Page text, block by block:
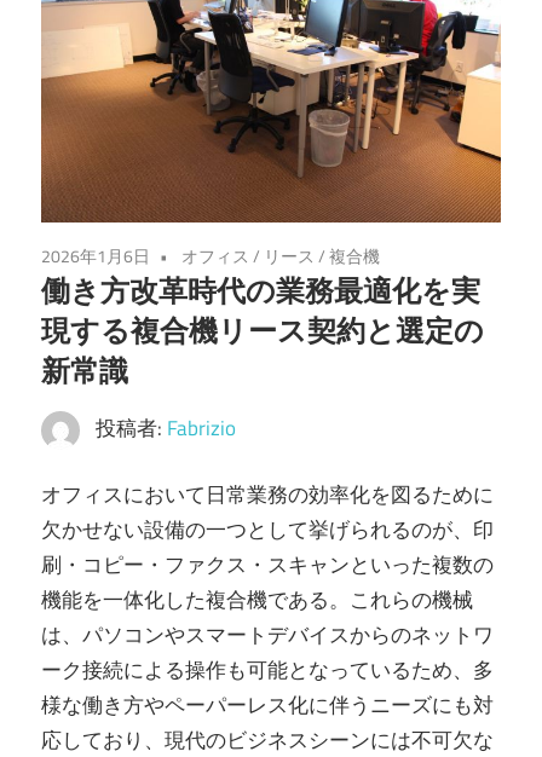
見
け
た
め
の
完
全
ガ
イ
2026年1月6日 オフィス / リース /複合機
働き方改革時代の業務最適化を実
現する複合機リース契約と選定の
新常識
投稿者: Fabrizio
オフィスにおいて日常業務の効率化を図るために
欠かせない設備の一つとして挙げられるのが、印
刷・コピー・ファクス・スキャンといった複数の
機能を一体化した複合機である。 これらの機械
は、パソコンやスマートデバイスからのネットワ
ーク接続による操作も可能となっているため、多
様な働き方やペーパーレス化に伴うニーズにも対
応しており、現代のビジネスシーンには不可欠な